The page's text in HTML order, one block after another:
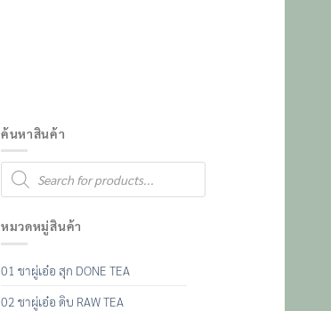
ค้นหาสินค้า
Products
search
หมวดหมู่สินค้า
01 ชาผู่เอ๋อ สุก DONE TEA
02 ชาผู่เอ๋อ ดิบ RAW TEA